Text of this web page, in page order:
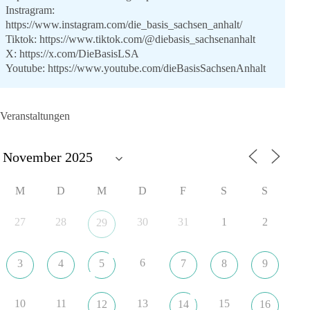
Instragram:
https://www.instagram.com/die_basis_sachsen_anhalt/
Tiktok: https://www.tiktok.com/@diebasis_sachsenanhalt
X: https://x.com/DieBasisLSA
Youtube: https://www.youtube.com/dieBasisSachsenAnhalt
lohnt, dieBasis zu wählen.
#DeineStimmezählt #jetztunterstützen
22 5 Auf Facebook ansehen
DieBasis
Veranstaltungen
M D M D F S S
27 28 29 30 31 1 2
3 4 5 6 7 8 9
10 11 12 13 14 15 16